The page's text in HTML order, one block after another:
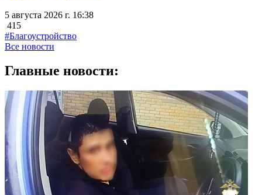
5 августа 2026 г. 16:38
415
#Благоустройство
Все новости
Главные новости: